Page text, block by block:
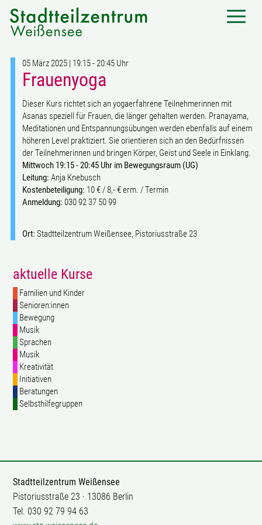
05 März 2025 | 19:15 - 20:45 Uhr
Frauenyoga
Dieser Kurs richtet sich an yogaerfahrene Teilnehmerinnen mit
Asanas speziell für Frauen, die länger gehalten werden. Pranayama,
Meditationen und Entspannungsübungen werden ebenfalls auf einem
höheren Level praktiziert. Sie orientieren sich an den Bedürfnissen
der Teilnehmerinnen und bringen Körper, Geist und Seele in Einklang.
Mittwoch 19:15 - 20:45 Uhr im Bewegungsraum (UG)
Leitung: Anja Knebusch
Kostenbeteiligung: 10 € / 8,- € erm. / Termin
Anmeldung: 030 92 37 50 99
Ort: Stadtteilzentrum Weißensee, Pistoriusstraße 23
aktuelle Kurse
Familien und Kinder
Senioren:innen
Bewegung
Musik
Sprachen
Musik
Kreativität
Initiativen
Beratungen
Selbsthilfegruppen
Stadtteilzentrum Weißensee
Pistoriusstraße 23 · 13086 Berlin
Tel. 030 92 79 94 63